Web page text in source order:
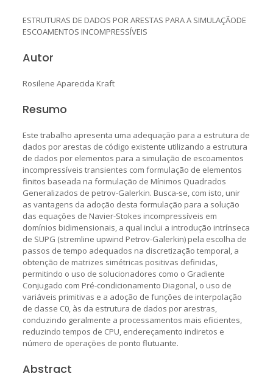
ESTRUTURAS DE DADOS POR ARESTAS PARA A SIMULAÇÃODE
ESCOAMENTOS INCOMPRESSÍVEIS
Autor
Rosilene Aparecida Kraft
Resumo
Este trabalho apresenta uma adequação para a estrutura de
dados por arestas de código existente utilizando a estrutura
de dados por elementos para a simulação de escoamentos
incompressíveis transientes com formulação de elementos
finitos baseada na formulação de Mínimos Quadrados
Generalizados de petrov-Galerkin. Busca-se, com isto, unir
as vantagens da adoção desta formulação para a solução
das equações de Navier-Stokes incompressíveis em
domínios bidimensionais, a qual inclui a introdução intrínseca
de SUPG (stremline upwind Petrov-Galerkin) pela escolha de
passos de tempo adequados na discretização temporal, a
obtenção de matrizes simétricas positivas definidas,
permitindo o uso de solucionadores como o Gradiente
Conjugado com Pré-condicionamento Diagonal, o uso de
variáveis primitivas e a adoção de funções de interpolação
de classe C0, às da estrutura de dados por arestras,
conduzindo geralmente a processamentos mais eficientes,
reduzindo tempos de CPU, endereçamento indiretos e
número de operações de ponto flutuante.
Abstract